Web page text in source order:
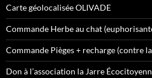
Carte géolocalisée OLIVADE
Commande Herbe au chat
Commande Pièges + recharge (contre
Don à l’association la Jarre